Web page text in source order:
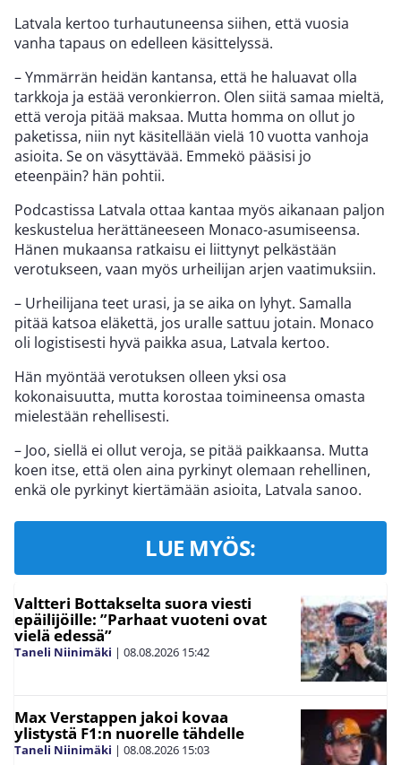
Latvala kertoo turhautuneensa siihen, että vuosia
vanha tapaus on edelleen käsittelyssä.
– Ymmärrän heidän kantansa, että he haluavat olla
tarkkoja ja estää veronkierron. Olen siitä samaa mieltä,
että veroja pitää maksaa. Mutta homma on ollut jo
paketissa, niin nyt käsitellään vielä 10 vuotta vanhoja
asioita. Se on väsyttävää. Emmekö pääsisi jo
eteenpäin? hän pohtii.
Podcastissa Latvala ottaa kantaa myös aikanaan paljon
keskustelua herättäneeseen Monaco-asumiseensa.
Hänen mukaansa ratkaisu ei liittynyt pelkästään
verotukseen, vaan myös urheilijan arjen vaatimuksiin.
– Urheilijana teet urasi, ja se aika on lyhyt. Samalla
pitää katsoa eläkettä, jos uralle sattuu jotain. Monaco
oli logistisesti hyvä paikka asua, Latvala kertoo.
Hän myöntää verotuksen olleen yksi osa
kokonaisuutta, mutta korostaa toimineensa omasta
mielestään rehellisesti.
– Joo, siellä ei ollut veroja, se pitää paikkaansa. Mutta
koen itse, että olen aina pyrkinyt olemaan rehellinen,
enkä ole pyrkinyt kiertämään asioita, Latvala sanoo.
LUE MYÖS:
Valtteri Bottakselta suora viesti
epäilijöille: ”Parhaat vuoteni ovat
vielä edessä”
Taneli Niinimäki | 08.08.2026 15:42
Max Verstappen jakoi kovaa
ylistystä F1:n nuorelle tähdelle
Taneli Niinimäki | 08.08.2026 15:03